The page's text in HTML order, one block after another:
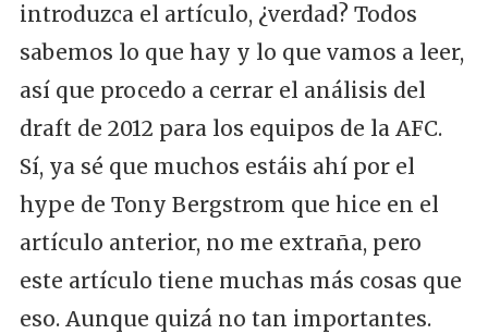
introduzca el artículo, ¿verdad? Todos
sabemos lo que hay y lo que vamos a leer,
así que procedo a cerrar el análisis del
draft de 2012 para los equipos de la AFC.
Sí, ya sé que muchos estáis ahí por el
hype de Tony Bergstrom que hice en el
artículo anterior, no me extraña, pero
este artículo tiene muchas más cosas que
eso. Aunque quizá no tan importantes.